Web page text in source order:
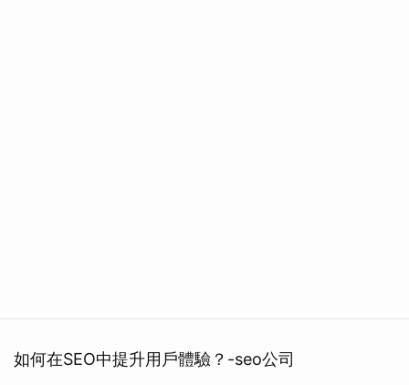
如何在SEO中提升用戶體驗？-seo公司